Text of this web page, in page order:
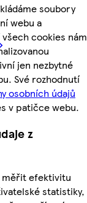
soubory
webu a
cookies nám
jen nezbytné
Své rozhodnutí
osobních údajů
v patičce webu.
z
měřit efektivitu
statistiky,